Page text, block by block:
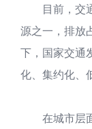
目前，交
源之一，排放
下，国家交通
化、集约化、
在城市层